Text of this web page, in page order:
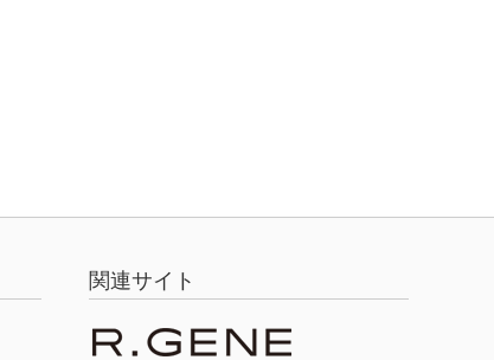
関連サイト